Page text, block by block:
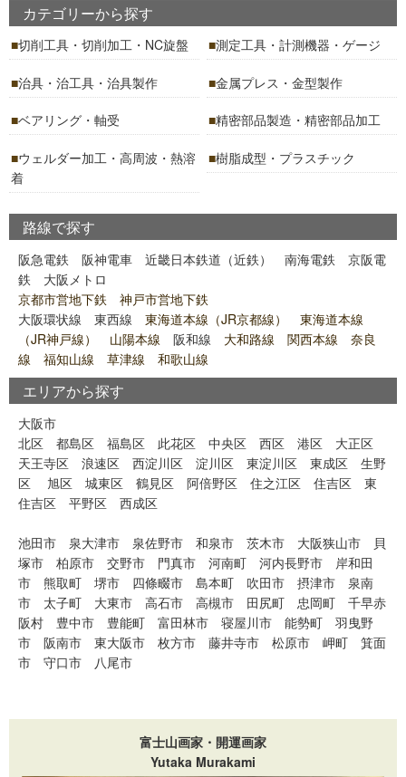
カテゴリーから探す
切削工具・切削加工・NC旋盤 測定工具・計測機器・ゲージ
治具・治工具・治具製作 金属プレス・金型製作
ベアリング・軸受 精密部品製造・精密部品加工
ウェルダー加工・高周波・熱溶
着
樹脂成型・プラスチック
路線で探す
阪急電鉄 阪神電車 近畿日本鉄道（近鉄） 南海電鉄
京阪電
鉄
大阪メトロ
京都市営地下鉄 神戸市営地下鉄
大阪環状線
東西線 東海道本線（JR京都線） 東海道本線
（JR神戸線） 山陽本線 阪和線 大和路線 関西本線 奈良
線 福知山線 草津線 和歌山線
エリアから探す
大阪市
北区
都島区 福島区 此花区 中央区 西区 港区
大正区
天王寺区
浪速区 西淀川区 淀川区 東淀川区 東成区
生野
区
旭区 城東区 鶴見区 阿倍野区 住之江区 住吉区
東
住吉区
平野区 西成区
池田市 泉大津市 泉佐野市 和泉市 茨木市 大阪狭山市
貝
塚市
柏原市 交野市 門真市 河南町 河内長野市
岸和田
市
熊取町 堺市 四條畷市 島本町 吹田市 摂津市
泉南
市
太子町 大東市 高石市 高槻市 田尻町 忠岡町
千早赤
阪村
豊中市 豊能町 富田林市 寝屋川市 能勢町
羽曳野
市
阪南市 東大阪市 枚方市 藤井寺市 松原市 岬町
箕面
市
守口市 八尾市
富士山画家・開運画家
Yutaka Murakami